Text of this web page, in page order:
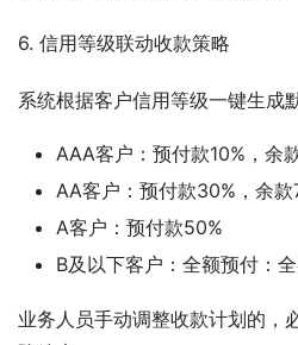
6. 信用等级联动收款策略
系统根据客户信用等级一键生成
AAA客户：预付款10%，余
AA客户：预付款30%，余款
A客户：预付款50%
B及以下客户：全额预付：
业务人员手动调整收款计划的，